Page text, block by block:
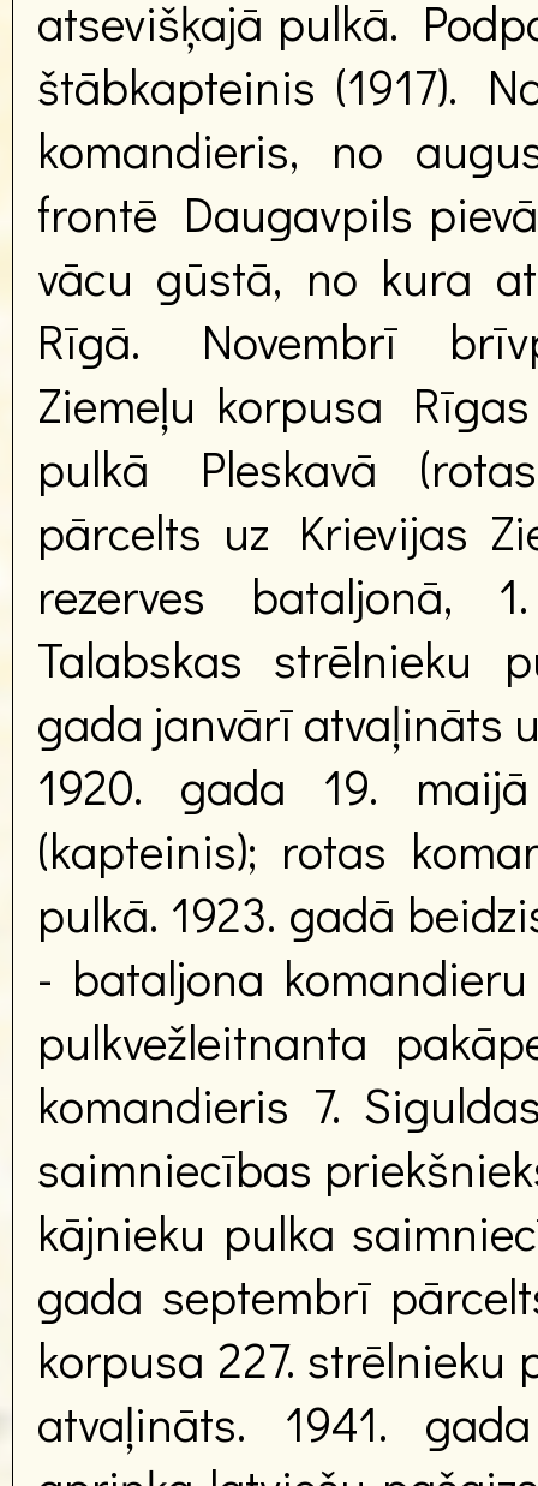
atsevišķajā pulkā.
štābkapteinis (1917).
komandieris, no
frontē Daugavpils
vācu gūstā, no kura
Rīgā. Novembrī
Ziemeļu korpusa
pulkā Pleskavā
pārcelts uz Krievijas
rezerves bataljonā,
Talabskas strēlnieku
gada janvārī atvaļināts
1920. gada 19.
(kapteinis); rotas
pulkā. 1923. gadā
- bataljona
pulkvežleitnanta
komandieris 7.
saimniecības
kājnieku pulka
gada septembrī
korpusa 227. strēlnieku
atvaļināts. 1941.